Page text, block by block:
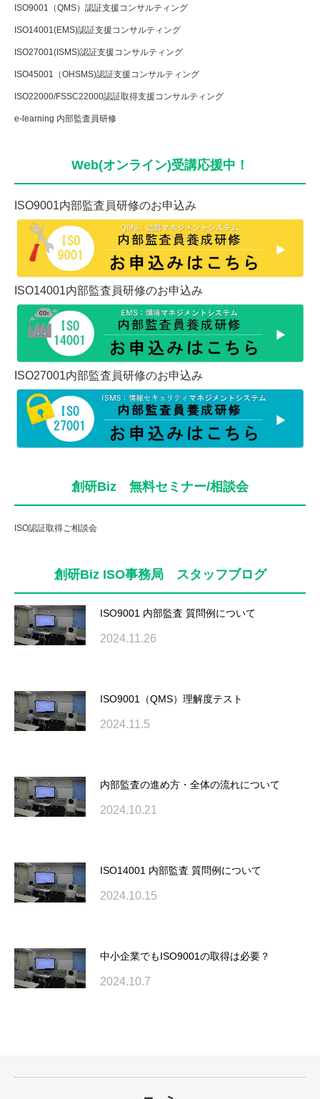
ISO9001（QMS）認証支援コンサルティング
ISO14001(EMS)認証支援コンサルティング
ISO27001(ISMS)認証支援コンサルティング
ISO45001（OHSMS)認証支援コンサルティング
ISO22000/FSSC22000認証取得支援コンサルティング
e-learning 内部監査員研修
Web(オンライン)受講応援中！
ISO9001内部監査員研修のお申込み
ISO14001内部監査員研修のお申込み
ISO27001内部監査員研修のお申込み
創研Biz 無料セミナー/相談会
ISO認証取得ご相談会
創研Biz ISO事務局 スタッフブログ
ISO9001 内部監査 質問例について
2024.11.26
ISO9001（QMS）理解度テスト
2024.11.5
内部監査の進め方・全体の流れについて
2024.10.21
ISO14001 内部監査 質問例について
2024.10.15
中小企業でもISO9001の取得は必要？
2024.10.7